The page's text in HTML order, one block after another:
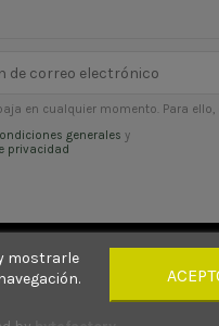
mostrarle
en cualquier momento. Para
generales y
privacidad